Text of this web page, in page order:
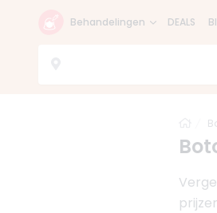
Behandelingen DEALS